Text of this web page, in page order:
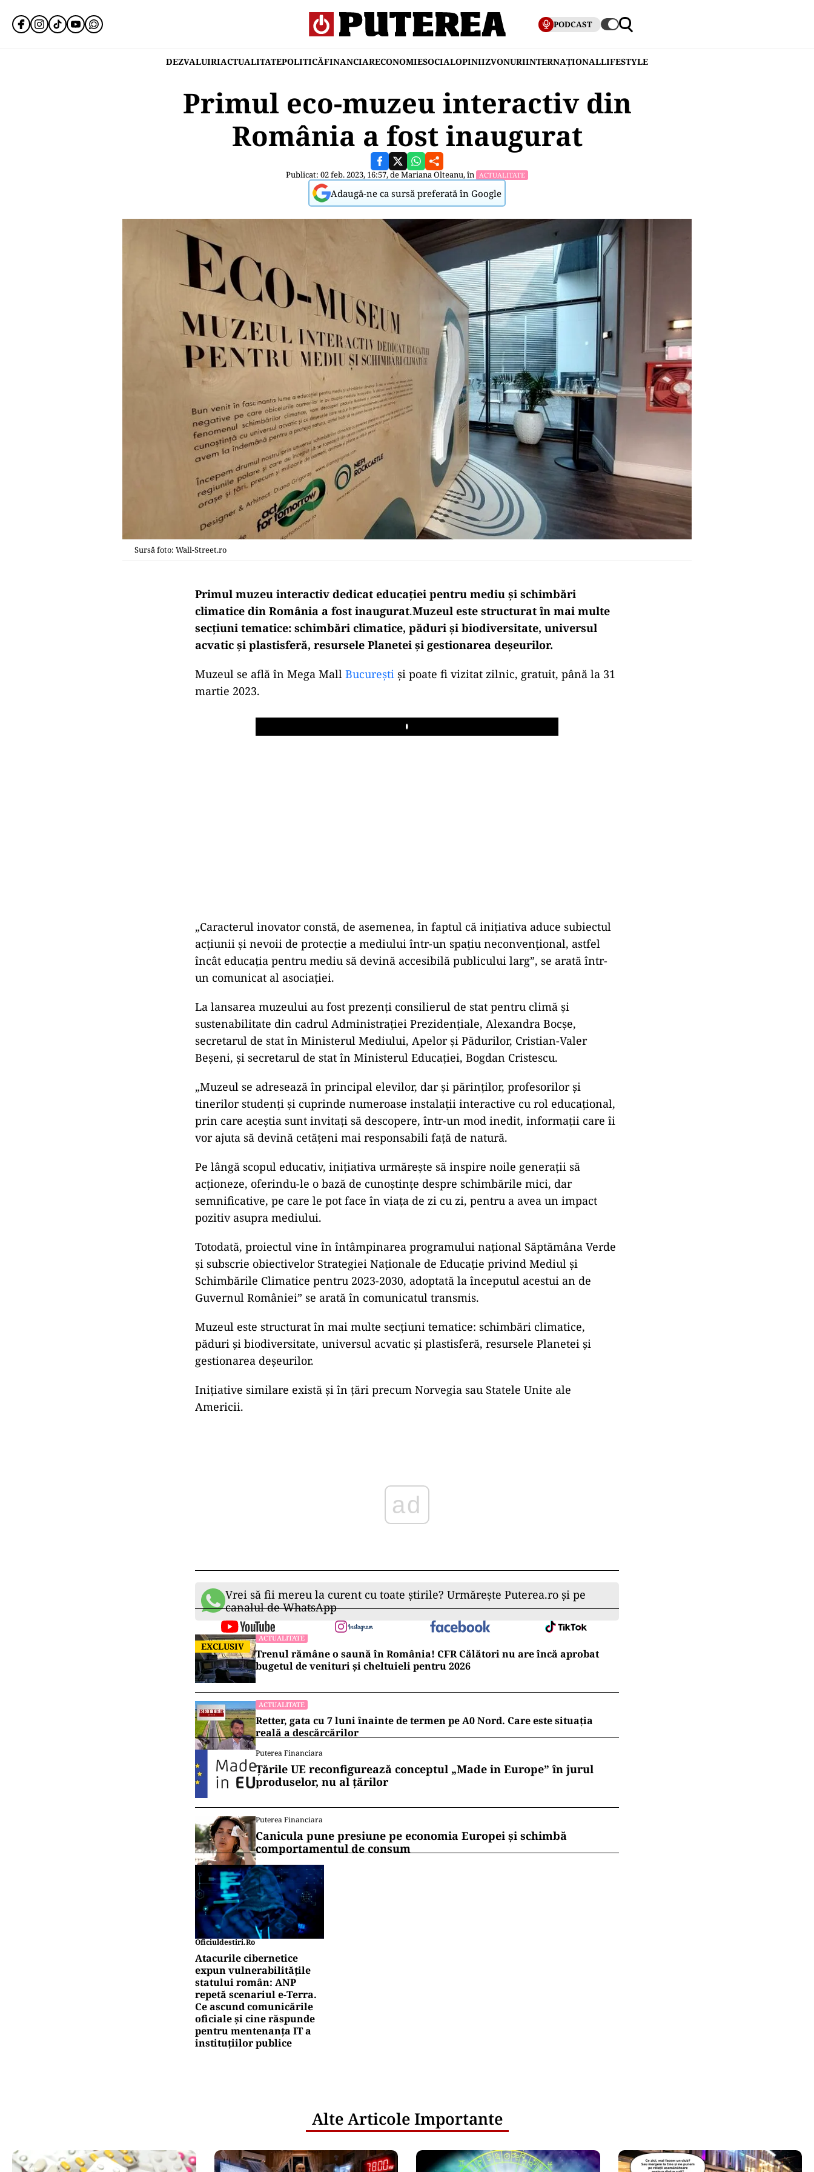
PODCAST
DEZVALUIRIACTUALITATEPOLITICĂFINANCIARECONOMIESOCIALOPINIIZVONURIINTERNAȚIONALLIFESTYLE
Primul eco-muzeu interactiv din
România a fost inaugurat
Publicat: 02 feb. 2023, 16:57, deMariana Olteanu, în ACTUALITATE
Adaugă-ne ca sursă preferată în Google
Sursă foto: Wall-Street.ro
Primul muzeu interactiv dedicat educației pentru mediu și schimbări
climatice din România a fost inaugurat.Muzeul este structurat în mai multe
secţiuni tematice: schimbări climatice, păduri şi biodiversitate, universul
acvatic şi plastisferă, resursele Planetei şi gestionarea deşeurilor.
Muzeul se află în Mega Mall București și poate fi vizitat zilnic, gratuit, până la 31
martie 2023.
Play
„Caracterul inovator constă, de asemenea, în faptul că iniţiativa aduce subiectul
acţiunii şi nevoii de protecţie a mediului într-un spaţiu neconvenţional, astfel
încât educaţia pentru mediu să devină accesibilă publicului larg”, se arată într-
un comunicat al asociaţiei.
La lansarea muzeului au fost prezenţi consilierul de stat pentru climă şi
sustenabilitate din cadrul Administraţiei Prezidenţiale, Alexandra Bocşe,
secretarul de stat în Ministerul Mediului, Apelor şi Pădurilor, Cristian-Valer
Beşeni, şi secretarul de stat în Ministerul Educaţiei, Bogdan Cristescu.
„Muzeul se adresează în principal elevilor, dar şi părinţilor, profesorilor şi
tinerilor studenţi şi cuprinde numeroase instalaţii interactive cu rol educaţional,
prin care aceştia sunt invitaţi să descopere, într-un mod inedit, informaţii care îi
vor ajuta să devină cetăţeni mai responsabili faţă de natură.
Pe lângă scopul educativ, iniţiativa urmăreşte să inspire noile generaţii să
acţioneze, oferindu-le o bază de cunoştinţe despre schimbările mici, dar
semnificative, pe care le pot face în viaţa de zi cu zi, pentru a avea un impact
pozitiv asupra mediului.
Totodată, proiectul vine în întâmpinarea programului naţional Săptămâna Verde
şi subscrie obiectivelor Strategiei Naţionale de Educaţie privind Mediul şi
Schimbările Climatice pentru 2023-2030, adoptată la începutul acestui an de
Guvernul României” se arată în comunicatul transmis.
Muzeul este structurat în mai multe secţiuni tematice: schimbări climatice,
păduri şi biodiversitate, universul acvatic şi plastisferă, resursele Planetei şi
gestionarea deşeurilor.
Iniţiative similare există şi în ţări precum Norvegia sau Statele Unite ale
Americii.
ad
Vrei să fii mereu la curent cu toate știrile? Urmărește Puterea.ro și pe
canalul de WhatsApp
EXCLUSIV
ACTUALITATE
Trenul rămâne o saună în România! CFR Călători nu are încă aprobat
bugetul de venituri și cheltuieli pentru 2026
ACTUALITATE
Retter, gata cu 7 luni înainte de termen pe A0 Nord. Care este situația
reală a descărcărilor
Puterea Financiara
Țările UE reconfigurează conceptul „Made in Europe” în jurul
produselor, nu al țărilor
Puterea Financiara
Canicula pune presiune pe economia Europei și schimbă
comportamentul de consum
Oficiuldestiri.ro
Atacurile cibernetice
expun vulnerabilitățile
statului român: ANP
repetă scenariul e‑Terra.
Ce ascund comunicările
oficiale și cine răspunde
pentru mentenanța IT a
instituțiilor publice
Alte Articole Importante